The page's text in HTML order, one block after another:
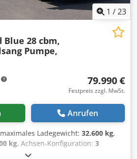
1 /23
Blue 28 cbm,
Pumpe,
79.990 €
Festpreis zzgl. MwSt.
Anrufen
Ladegewicht: 32.600 kg,
kg, Achsen-Konfiguration: 3
05/2022